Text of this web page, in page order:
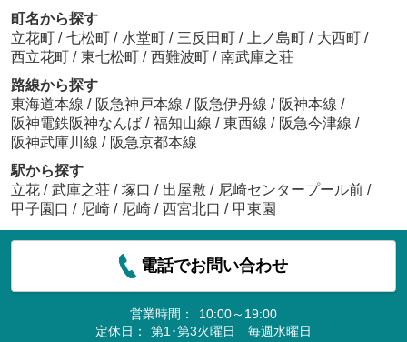
町名から探す
立花町 / 七松町 / 水堂町 / 三反田町 / 上ノ島町 / 大西町 /
西立花町 / 東七松町 / 西難波町 / 南武庫之荘
路線から探す
東海道本線 / 阪急神戸本線 / 阪急伊丹線 / 阪神本線 /
阪神電鉄阪神なんば / 福知山線 / 東西線 / 阪急今津線 /
阪神武庫川線 / 阪急京都本線
駅から探す
立花 / 武庫之荘 / 塚口 / 出屋敷 / 尼崎センタープール前 /
甲子園口 / 尼崎 / 尼崎 / 西宮北口 / 甲東園
電話でお問い合わせ
営業時間：
10:00～19:00
定休日：
第1･第3火曜日 毎週水曜日